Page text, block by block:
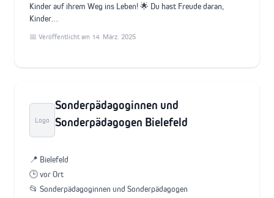
Kinder auf ihrem Weg ins Leben! 🌟 Du hast Freude daran,
Kinder…
📅 Veröffentlicht am 14. März. 2025
Logo
Sonderpädagoginnen und
Sonderpädagogen Bielefeld
📍 Bielefeld
🕒 vor Ort
📂 Sonderpädagoginnen und Sonderpädagogen